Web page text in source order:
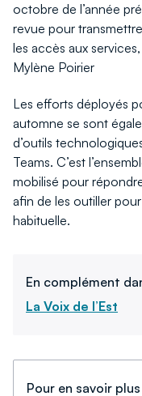
octobre de l’année
revue pour
les accès aux
Mylène Poirier
Les efforts déployés
automne se sont
d’outils
Teams. C’est
mobilisé pour
afin de les outiller
habituelle.
En complément
La Voix de l’Est
Pour en savoir plus